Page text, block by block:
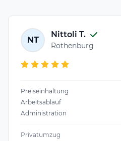
NT
Nittoli T.
Rothenburg
Preiseinhaltung
Arbeitsablauf
Administration
Privatumzug